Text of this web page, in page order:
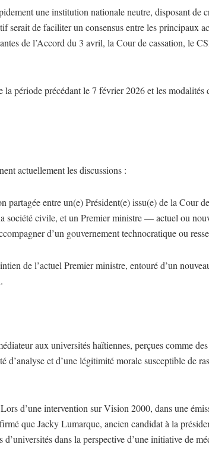
une institution nationale neutre, disposant de
serait de faciliter un consensus entre les principaux
de l’Accord du 3 avril, la Cour de cassation, le
la période précédant le 7 février 2026 et les modalités
actuellement les discussions :
entre un(e) Président(e) issu(e) de la Cour
société civile, et un Premier ministre — actuel ou
d’un gouvernement technocratique ou
de l’actuel Premier ministre, entouré d’un
aux universités haïtiennes, perçues comme
d’analyse et d’une légitimité morale susceptible de
d’une intervention sur Vision 2000, dans une
que Jacky Lumarque, ancien candidat à la
dans la perspective d’une initiative de